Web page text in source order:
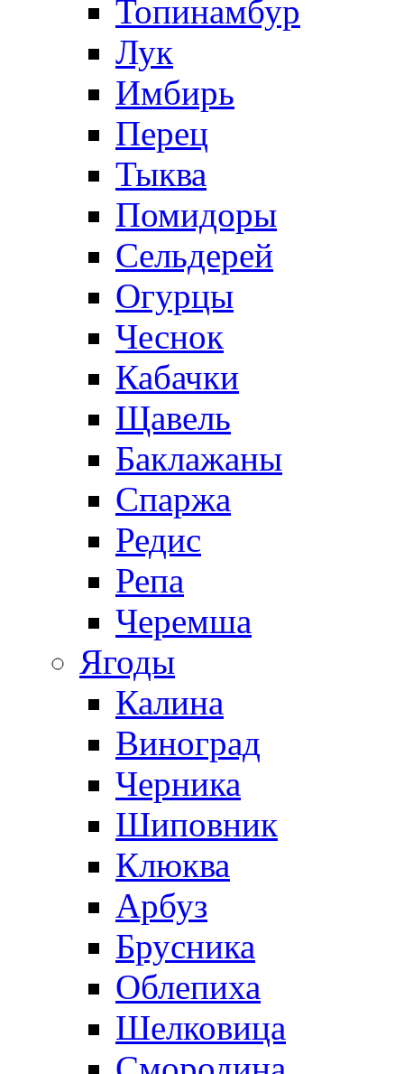
Топинамбур
Лук
Имбирь
Перец
Тыква
Помидоры
Сельдерей
Огурцы
Чеснок
Кабачки
Щавель
Баклажаны
Спаржа
Редис
Репа
Черемша
Ягоды
Калина
Виноград
Черника
Шиповник
Клюква
Арбуз
Брусника
Облепиха
Шелковица